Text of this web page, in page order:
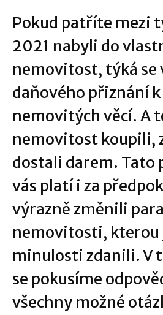
Pokud patříte mezi
2021 nabyli do
nemovitost, týká se
daňového přiznání k
nemovitých věcí. A
nemovitost koupili,
dostali darem. Tato
vás platí i za
výrazně změnili
nemovitosti, kterou
minulosti zdanili. V
se pokusíme
všechny možné